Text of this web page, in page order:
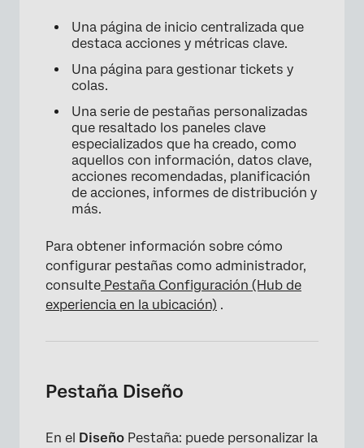
Una página de inicio centralizada que
destaca acciones y métricas clave.
Una página para gestionar tickets y
colas.
Una serie de pestañas personalizadas
que resaltado los paneles clave
especializados que ha creado, como
aquellos con información, datos clave,
acciones recomendadas, planificación
de acciones, informes de distribución y
más.
Para obtener información sobre cómo
configurar pestañas como administrador,
consulte Pestaña Configuración (Hub de
experiencia en la ubicación) .
Pestaña Diseño
En el Diseño Pestaña: puede personalizar la